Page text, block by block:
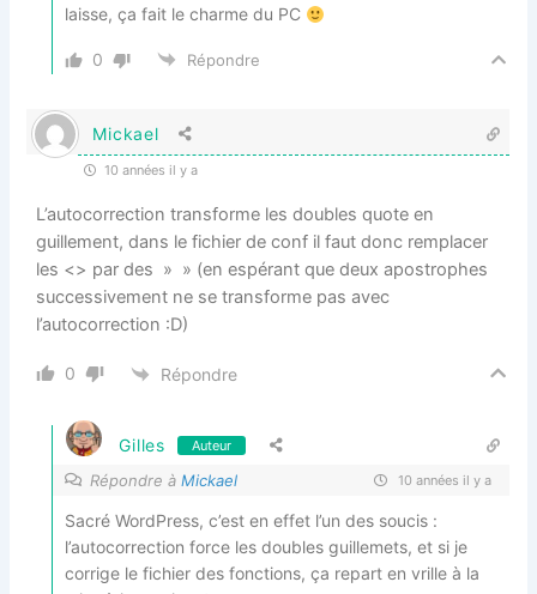
laisse, ça fait le charme du PC
0 Répondre
Mickael
10 années il y a
L’autocorrection transforme les doubles quote en
guillement, dans le fichier de conf il faut donc remplacer
les <> par des » » (en espérant que deux apostrophes
successivement ne se transforme pas avec
l’autocorrection :D)
0 Répondre
Gilles Auteur
Répondre àMickael 10 années il y a
Sacré WordPress, c’est en effet l’un des soucis :
l’autocorrection force les doubles guillemets, et si je
corrige le fichier des fonctions, ça repart en vrille à la